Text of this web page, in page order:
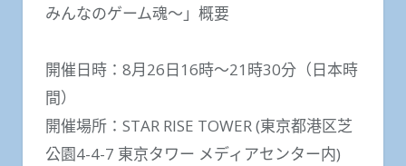
みんなのゲーム魂～」概要
開催日時：8月26日16時～21時30分（日本時
間）
開催場所：STAR RISE TOWER (東京都港区芝
公園4-4-7 東京タワー メディアセンター内)